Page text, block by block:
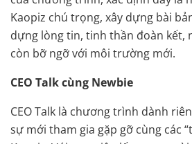
Kaopiz chú trọng, xây dựng bài
dựng lòng tin, tinh thần đoàn kết,
còn bỡ ngỡ với môi trường mới.
CEO Talk cùng Newbie
CEO Talk là chương trình dành
sự mới tham gia gặp gỡ cùng các